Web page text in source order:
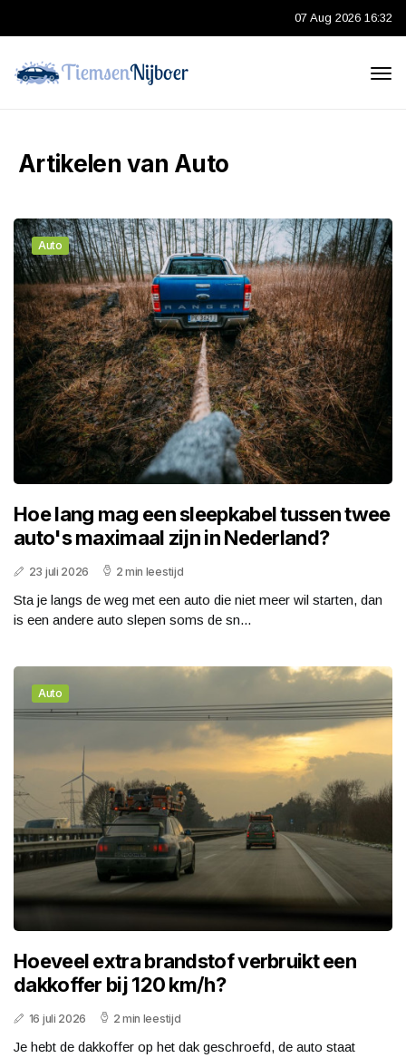
07 Aug 2026 16:32
Artikelen van Auto
Auto
Hoe lang mag een sleepkabel tussen twee
auto's maximaal zijn in Nederland?
23 juli 2026 2 min leestijd
Sta je langs de weg met een auto die niet meer wil starten, dan
is een andere auto slepen soms de sn...
Auto
Hoeveel extra brandstof verbruikt een
dakkoffer bij 120 km/h?
16 juli 2026 2 min leestijd
Je hebt de dakkoffer op het dak geschroefd, de auto staat